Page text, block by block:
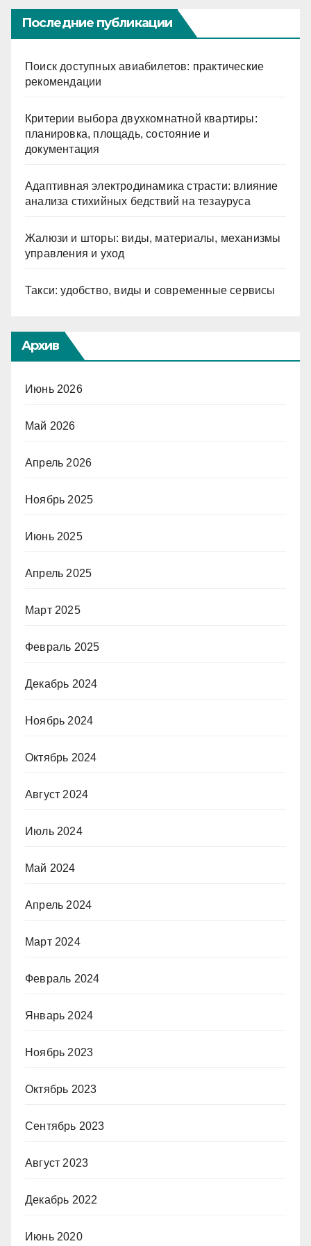
Последние публикации
Поиск доступных авиабилетов: практические
рекомендации
Критерии выбора двухкомнатной квартиры:
планировка, площадь, состояние и
документация
Адаптивная электродинамика страсти: влияние
анализа стихийных бедствий на тезауруса
Жалюзи и шторы: виды, материалы, механизмы
управления и уход
Такси: удобство, виды и современные сервисы
Архив
Июнь 2026
Май 2026
Апрель 2026
Ноябрь 2025
Июнь 2025
Апрель 2025
Март 2025
Февраль 2025
Декабрь 2024
Ноябрь 2024
Октябрь 2024
Август 2024
Июль 2024
Май 2024
Апрель 2024
Март 2024
Февраль 2024
Январь 2024
Ноябрь 2023
Октябрь 2023
Сентябрь 2023
Август 2023
Декабрь 2022
Июнь 2020